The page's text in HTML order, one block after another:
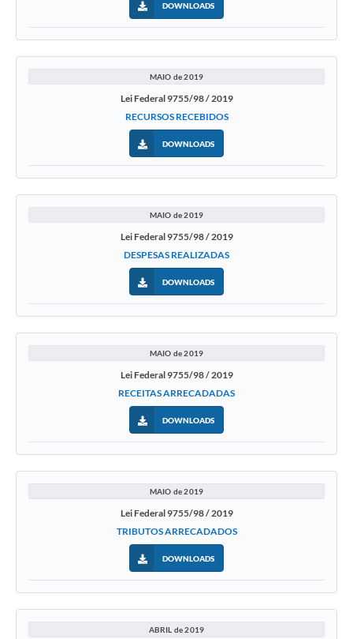
DOWNLOADS
MAIO de 2019
Lei Federal 9755/98 / 2019
RECURSOS RECEBIDOS
DOWNLOADS
MAIO de 2019
Lei Federal 9755/98 / 2019
DESPESAS REALIZADAS
DOWNLOADS
MAIO de 2019
Lei Federal 9755/98 / 2019
RECEITAS ARRECADADAS
DOWNLOADS
MAIO de 2019
Lei Federal 9755/98 / 2019
TRIBUTOS ARRECADADOS
DOWNLOADS
ABRIL de 2019